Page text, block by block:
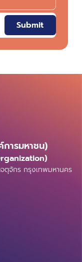
Submit
ารมหาชน)
ตุจักร กรุงเทพมหานคร